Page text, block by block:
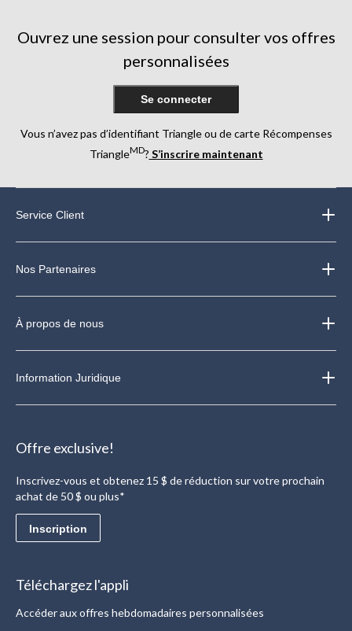
Ouvrez une session pour consulter vos offres
personnalisées
Se connecter
Vous n’avez pas d’identifiant Triangle ou de carte Récompenses
TriangleMD? S’inscrire maintenant
Service Client
Nos Partenaires
À propos de nous
Information Juridique
Offre exclusive!
Inscrivez-vous et obtenez 15 $ de réduction sur votre prochain
achat de 50 $ ou plus*
Inscription
Téléchargez l'appli
Accéder aux offres hebdomadaires personnalisées